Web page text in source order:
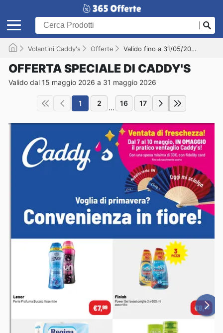
Volantini Caddy's Offerte Valido fino a 31/05/2026
OFFERTA SPECIALE DI CADDY'S
Valido dal 15 maggio 2026 a 31 maggio 2026
1 2 ... 16 17